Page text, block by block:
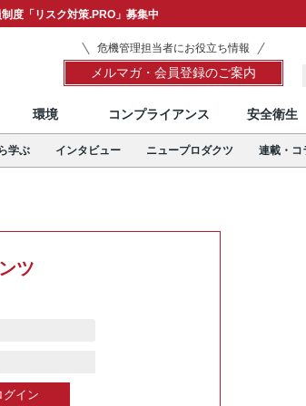
度「リスク対策.PRO」募集中
危機管理担当者にお役立ち情報
メルマガ・会員登録のご案内
環境 コンプライアンス 安全衛生
学ぶ インタビュー ニュープロダクツ 連載・コ
ツ